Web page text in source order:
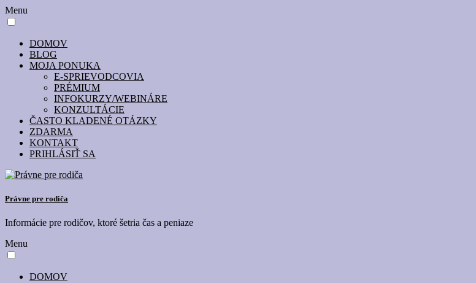
Menu
DOMOV
BLOG
MOJA PONUKA
E-SPRIEVODCOVIA
PRÉMIUM
INFOKURZY/WEBINÁRE
KONZULTÁCIE
ČASTO KLADENÉ OTÁZKY
ZDARMA
KONTAKT
PRIHLÁSIŤ SA
Právne pre rodiča
Informácie pre rodičov, ktoré šetria čas a peniaze
Menu
DOMOV